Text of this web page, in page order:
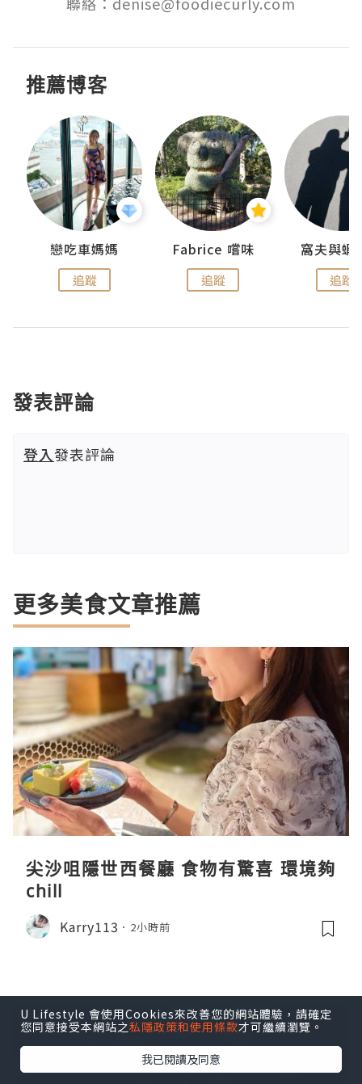
推薦博客
戀吃車媽媽
追蹤
Fabrice 嚐味
追蹤
窩夫與蝦
追蹤
發表評論
登入發表評論
更多美食文章推薦
尖沙咀隱世西餐廳 食物有驚喜 環境夠
chill
Karry113 2小時前
U Lifestyle 會使用Cookies來改善您的網站體驗，請確定
您同意接受本網站之私隱政策和使用條款才可繼續瀏覽。
我已閱讀及同意